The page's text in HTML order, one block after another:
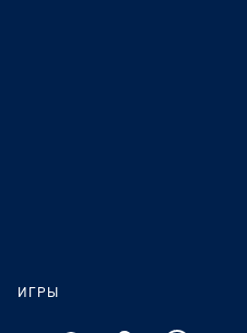
ИГРЫ